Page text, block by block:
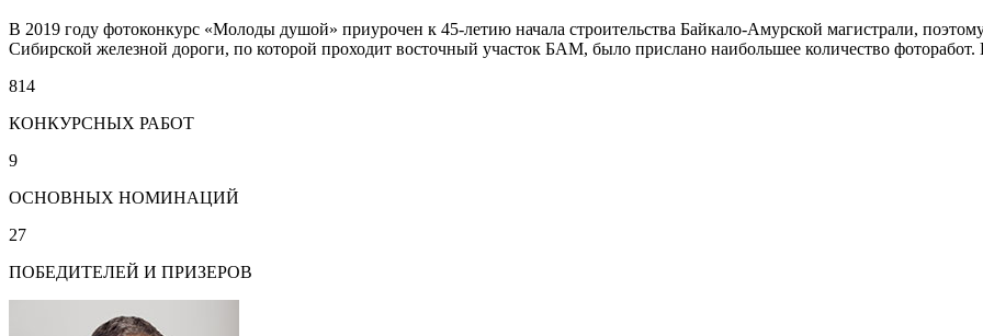
В 2019 году фотоконкурс «Молоды душой» приурочен к 45-летию начала строительства Байкало-Амурской магистрали,
Сибирской железной дороги, по которой проходит восточный участок БАМ, было прислано наибольшее количество
814
КОНКУРСНЫХ РАБОТ
9
ОСНОВНЫХ НОМИНАЦИЙ
27
ПОБЕДИТЕЛЕЙ И ПРИЗЕРОВ